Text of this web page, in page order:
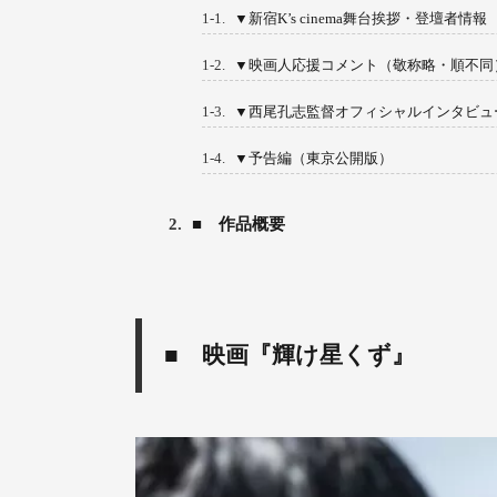
1-1. ▼新宿K’s cinema舞台挨拶・登壇者情報
1-2. ▼映画人応援コメント（敬称略・順不同
1-3. ▼西尾孔志監督オフィシャルインタビュ
1-4. ▼予告編（東京公開版）
2. ■ 作品概要
■ 映画『輝け星くず』